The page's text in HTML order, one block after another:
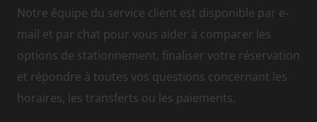
Notre équipe du service client est disponible par e-
mail et par chat pour vous aider à comparer les
options de stationnement, finaliser votre réservation
et répondre à toutes vos questions concernant les
horaires, les transferts ou les paiements.